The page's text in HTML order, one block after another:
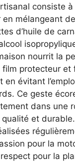
consiste
mélangeant
d’huile de
nourrit la
protecteur et
en évitant
Ce geste
dans une
qualité et durable.
pour la
pour la